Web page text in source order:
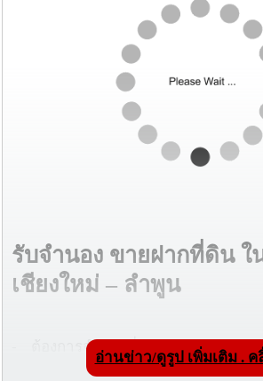
รับจำนอง ขายฝากที่ดิน
เชียงใหม่ – ลำพูน
- ต้องการจำนองที่ดิน, ต้องการขายฝา
ทุนหมุนเวียน, ต้องการลงทุนเพิ่ม, ต้องก
อ่านข่าว/ดูรูป เพิ่มเติม .